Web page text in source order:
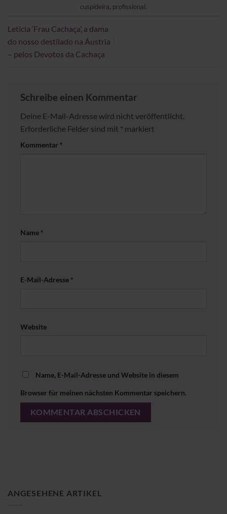
cuspideira, profissional.
Letícia ‘Frau Cachaça’, a dama
do nosso destilado na Áustria
– pelos Devotos da Cachaça
Schreibe einen Kommentar
Deine E-Mail-Adresse wird nicht veröffentlicht.
Erforderliche Felder sind mit * markiert
Kommentar *
Name *
E-Mail-Adresse *
Website
Name, E-Mail-Adresse und Website in diesem
Browser für meinen nächsten Kommentar speichern.
ANGESEHENE ARTIKEL